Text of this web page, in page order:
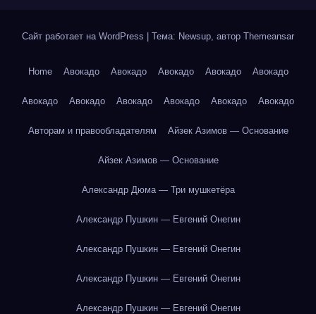
Сайт работает на WordPress Тема: Newsup, автор Themeansar
Home Авокадо Авокадо Авокадо Авокадо Авокадо
Авокадо Авокадо Авокадо Авокадо Авокадо Авокадо
Авторам и правообладателям Айзек Азимов — Основание
Айзек Азимов — Основание
Александр Дюма — Три мушкетёра
Александр Пушкин — Евгений Онегин
Александр Пушкин — Евгений Онегин
Александр Пушкин — Евгений Онегин
Александр Пушкин — Евгений Онегин